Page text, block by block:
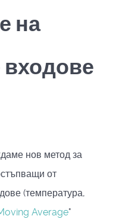
на
входове
нов метод за
от
(температура,
Average"